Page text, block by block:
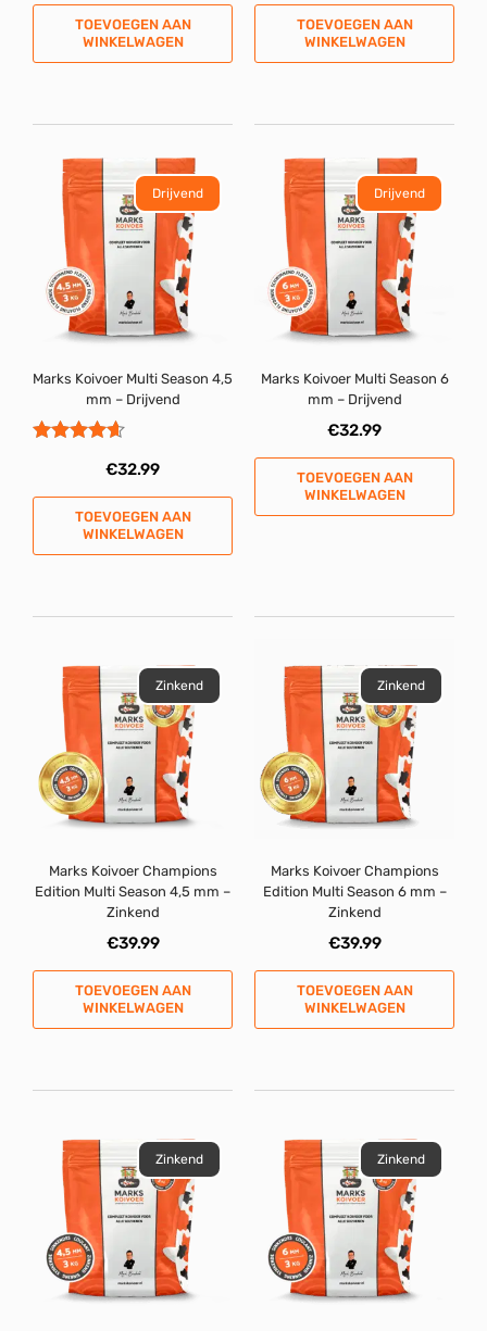
TOEVOEGEN AAN
WINKELWAGEN
TOEVOEGEN AAN
WINKELWAGEN
Drijvend
Marks Koivoer Multi Season 4,5
mm – Drijvend
€32.99
TOEVOEGEN AAN
WINKELWAGEN
Drijvend
Marks Koivoer Multi Season 6
mm – Drijvend
€32.99
TOEVOEGEN AAN
WINKELWAGEN
Zinkend
Marks Koivoer Champions
Edition Multi Season 4,5 mm –
Zinkend
€39.99
TOEVOEGEN AAN
WINKELWAGEN
Zinkend
Marks Koivoer Champions
Edition Multi Season 6 mm –
Zinkend
€39.99
TOEVOEGEN AAN
WINKELWAGEN
Zinkend Zinkend